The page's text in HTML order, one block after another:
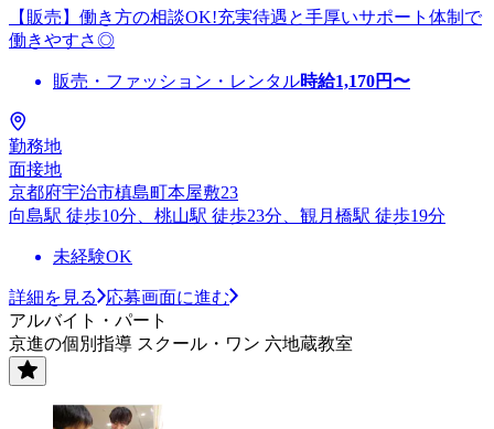
【販売】働き方の相談OK!充実待遇と手厚いサポート体制で
働きやすさ◎
販売・ファッション・レンタル時給1,170円〜
勤務地
面接地
京都府宇治市槙島町本屋敷23
向島駅 徒歩10分、桃山駅 徒歩23分、観月橋駅 徒歩19分
未経験OK
詳細を見る
応募画面に進む
アルバイト・パート
京進の個別指導 スクール・ワン 六地蔵教室